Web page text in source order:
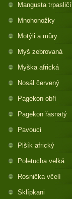
Mangusta trpasličí
Mnohonožky
Motýli a můry
Myš zebrovaná
Myška africká
Nosál červený
Pagekon obří
Pagekon řasnatý
Pavouci
Plšík africký
Poletucha velká
Rosnička včelí
Sklípkani